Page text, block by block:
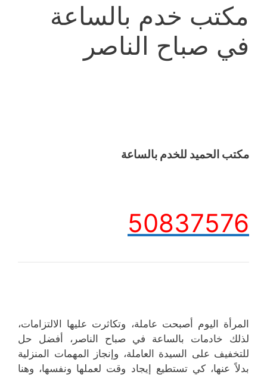
مكتب خدم بالساعة
في صباح الناصر
مكتب الحميد للخدم بالساعة
50837576
المرأة اليوم أصبحت عاملة، وتكاثرت عليها الالتزامات،
لذلك خادمات بالساعة في صباح الناصر، أفضل حل
للتخفيف على السيدة العاملة، وإنجاز المهمات المنزلية
بدلاً عنها، كي تستطيع إيجاد وقت لعملها ونفسها، وهنا